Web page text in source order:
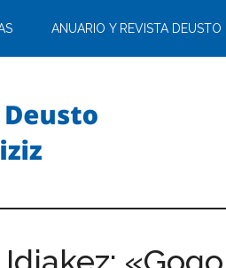
ANUARIO Y REVISTA DEUSTO